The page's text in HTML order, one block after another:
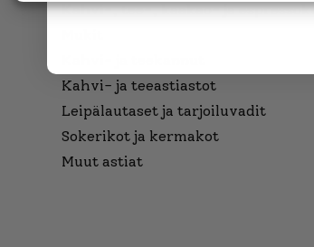
Kahvi-, tee-, kaakao- ja
Kahvi- ja teeastiastot
Leipälautaset ja tarjoiluvadit
Sokerikot ja kermakot
Muut astiat